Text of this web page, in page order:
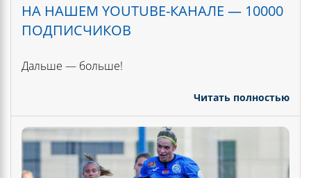
НА НАШЕМ YOUTUBE-КАНАЛЕ — 10000
ПОДПИСЧИКОВ
Дальше — больше!
Читать полностью